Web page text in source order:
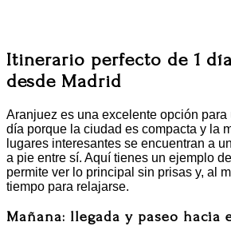
Itinerario perfecto de 1
desde Madrid
Aranjuez es una excelente opción para
día porque la ciudad es compacta y la
lugares interesantes se encuentran a
a pie entre sí. Aquí tienes un ejemplo
permite ver lo principal sin prisas y, al
tiempo para relajarse.
Mañana: llegada y paseo hacia